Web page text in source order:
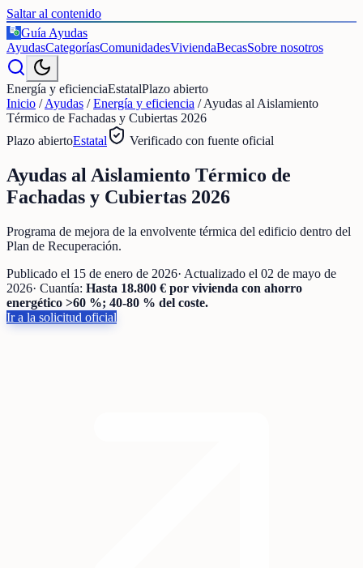
Saltar al contenido
€
Guía Ayudas
AyudasCategoríasComunidadesViviendaBecasSobre nosotros
Energía y eficienciaEstatalPlazo abierto
Inicio /Ayudas /Energía y eficiencia /Ayudas al Aislamiento
Térmico de Fachadas y Cubiertas 2026
Plazo abiertoEstatal Verificado con fuente oficial
Ayudas al Aislamiento Térmico de
Fachadas y Cubiertas 2026
Programa de mejora de la envolvente térmica del edificio dentro del
Plan de Recuperación.
Publicado el 15 de enero de 2026· Actualizado el 02 de mayo de
2026· Cuantía: Hasta 18.800 € por vivienda con ahorro
energético >60 %; 40-80 % del coste.
Ir a la solicitud oficial